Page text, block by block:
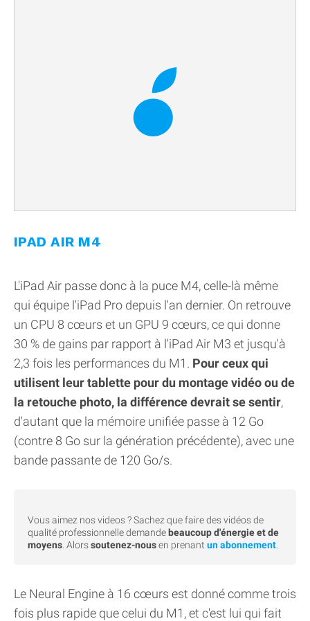
IPAD AIR M4
L'iPad Air passe donc à la puce M4, celle-là même
qui équipe l'iPad Pro depuis l'an dernier. On retrouve
un CPU 8 cœurs et un GPU 9 cœurs, ce qui donne
30 % de gains par rapport à l'iPad Air M3 et jusqu'à
2,3 fois les performances du M1. Pour ceux qui
utilisent leur tablette pour du montage vidéo ou de
la retouche photo, la différence devrait se sentir,
d'autant que la mémoire unifiée passe à 12 Go
(contre 8 Go sur la génération précédente), avec une
bande passante de 120 Go/s.
Vous aimez nos videos ? Sachez que faire des vidéos de
qualité professionnelle demande beaucoup d'énergie et de
moyens . Alorssoutenez-nousen prenant un abonnement
Le Neural Engine à 16 cœurs est donné comme trois
fois plus rapide que celui du M1, et c'est lui qui fait